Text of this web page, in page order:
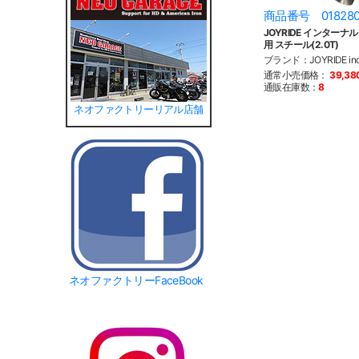
ネオファクトリーリアル店舗
ネオファクトリーFaceBook
商品番号
JOYRIDE インターナ
用 スチール(2.0T)
ブランド：JOYRIDE
通常小売価格：
通販在庫数：8